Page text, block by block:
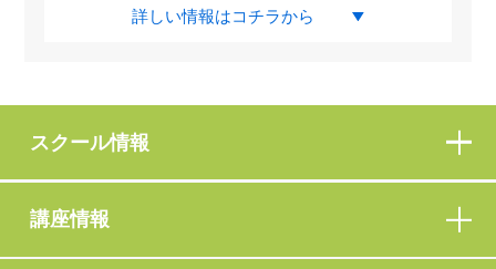
詳しい情報はコチラから
スクール情報
講座情報